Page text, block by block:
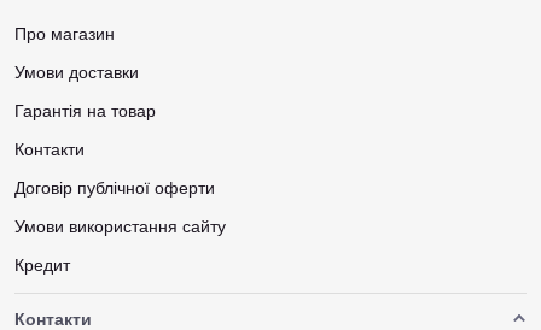
Про магазин
Умови доставки
Гарантія на товар
Контакти
Договір публічної оферти
Умови використання сайту
Кредит
Контакти